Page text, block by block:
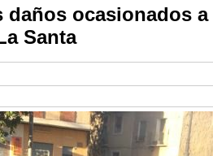
ocasionados
Santa